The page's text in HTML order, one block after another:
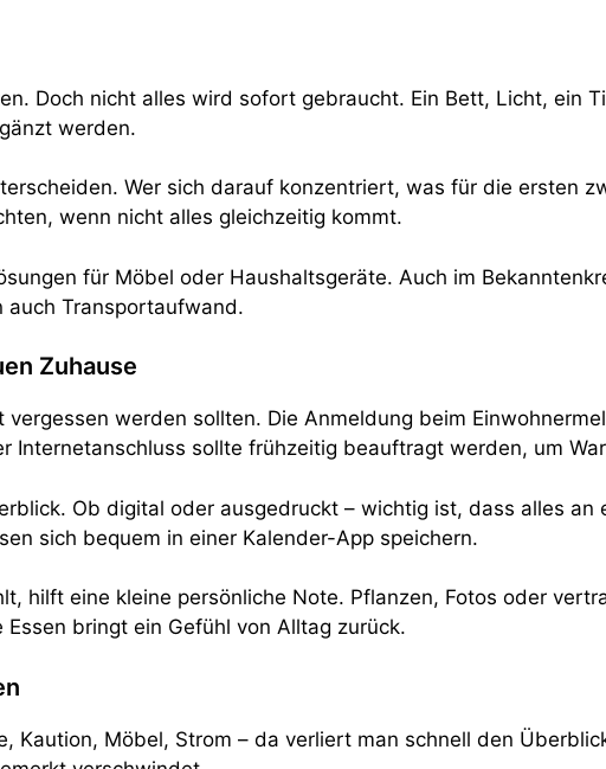
Doch nicht alles wird sofort gebraucht. Ein Bett, Licht, ein
werden.
Wer sich darauf konzentriert, was für die ersten
wenn nicht alles gleichzeitig kommt.
für Möbel oder Haushaltsgeräte. Auch im
auch Transportaufwand.
Zuhause
werden sollten. Die Anmeldung beim
sollte frühzeitig beauftragt werden, um
Ob digital oder ausgedruckt – wichtig ist, dass alles an
sich bequem in einer Kalender-App speichern.
hilft eine kleine persönliche Note. Pflanzen, Fotos oder
bringt ein Gefühl von Alltag zurück.
Kaution, Möbel, Strom – da verliert man schnell den